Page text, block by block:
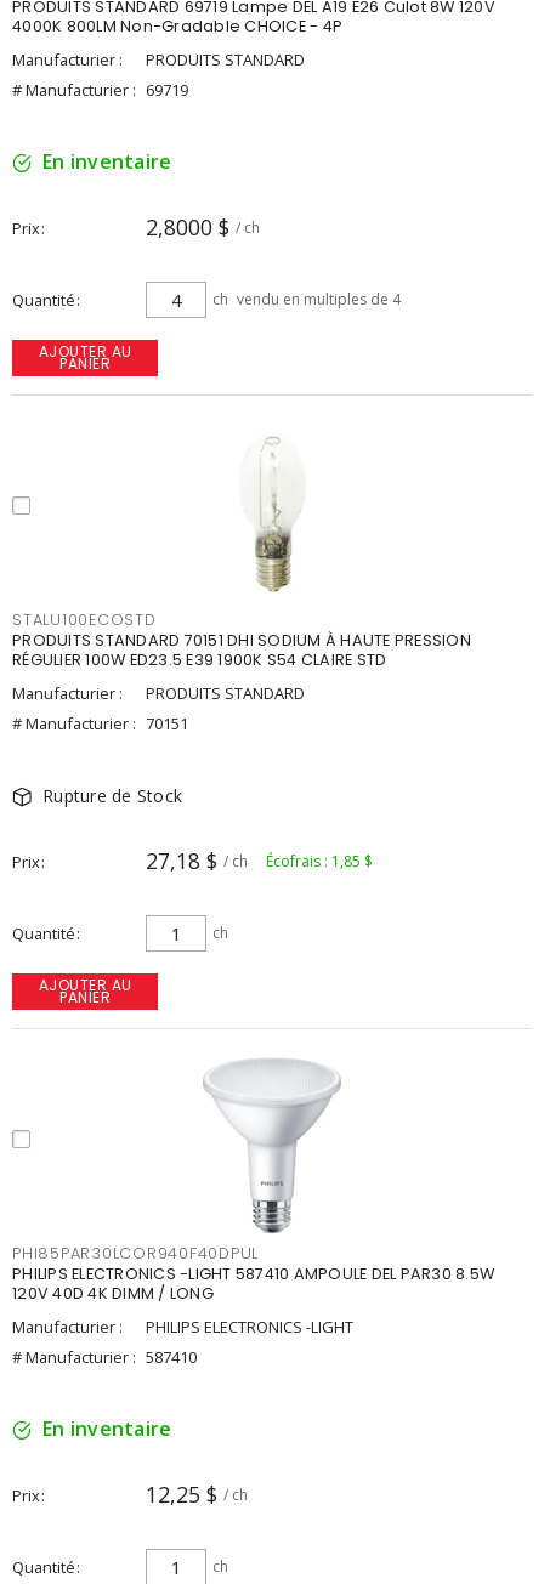
PRODUITS STANDARD 69719 Lampe DEL A19 E26 Culot 8W 120V
4000K 800LM Non-Gradable CHOICE - 4P
Manufacturier :
PRODUITS STANDARD
# Manufacturier : 69719
En inventaire
Prix 2,8000 $ / ch
Quantité ch vendu en multiples de 4
AJOUTER AU
PANIER
STALU100ECOSTD
PRODUITS STANDARD 70151 DHI SODIUM À HAUTE PRESSION
RÉGULIER 100W ED23.5 E39 1900K S54 CLAIRE STD
Manufacturier :
PRODUITS STANDARD
# Manufacturier : 70151
Rupture de Stock
Prix 27,18 $ / ch Écofrais : 1,85 $
Quantité ch
AJOUTER AU
PANIER
PHI85PAR30LCOR940F40DPUL
PHILIPS ELECTRONICS -LIGHT 587410 AMPOULE DEL PAR30 8.5W
120V 40D 4K DIMM / LONG
Manufacturier :
PHILIPS ELECTRONICS -LIGHT
# Manufacturier : 587410
En inventaire
Prix 12,25 $ / ch
Quantité ch